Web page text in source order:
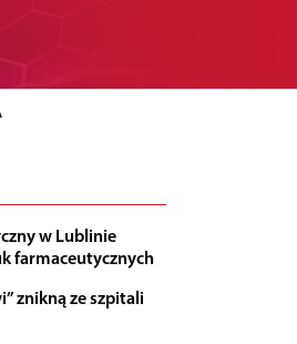
w Lublinie
farmaceutycznych
znikną ze szpitali